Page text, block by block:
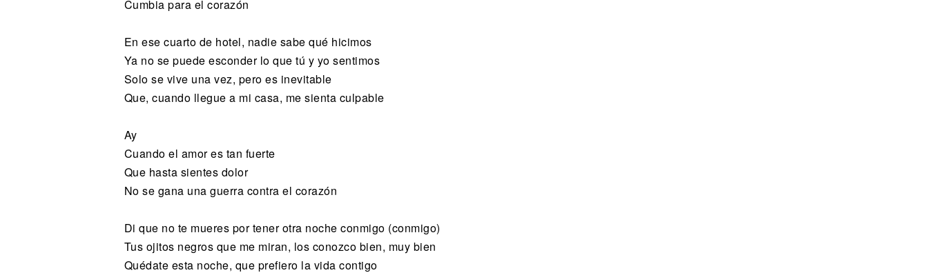
Cumbia para el corazón
En ese cuarto de hotel, nadie sabe qué hicimos
Ya no se puede esconder lo que tú y yo sentimos
Solo se vive una vez, pero es inevitable
Que, cuando llegue a mi casa, me sienta culpable
Ay
Cuando el amor es tan fuerte
Que hasta sientes dolor
No se gana una guerra contra el corazón
Di que no te mueres por tener otra noche conmigo (conmigo)
Tus ojitos negros que me miran, los conozco bien, muy bien
Quédate esta noche, que prefiero la vida contigo